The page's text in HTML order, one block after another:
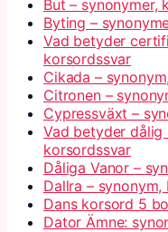
But – synonymer,
Byting –
Vad betyder
korsordssvar
Cikada –
Citronen –
Cypressväxt –
Vad betyder dålig
korsordssvar
Dåliga Vanor –
Dallra –
Dans korsord 5
Dator Ämne: